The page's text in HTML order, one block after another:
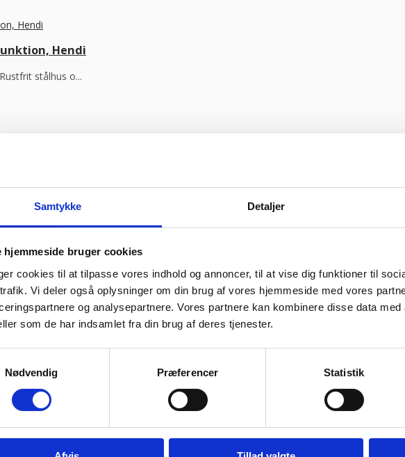
Samtykke Detaljer
hjemmeside bruger cookies
cookies til at tilpasse vores indhold og annoncer, til at vise dig funktioner til
Vi deler også oplysninger om din brug af vores hjemmeside med vores
og analysepartnere. Vores partnere kan kombinere disse data
som de har indsamlet fra din brug af deres tjenester.
Nødvendig
Præferencer Statistik
varer
Se indkøbskurv
med GLS og Danske fragtmænd
lagervarer samme dag
08:30 – 16.00, fredag 08:30 – 13.30
Hendi
stålhus o...
Vurderet af Læse antik & retro
kommende. Fik en fejl levering og fik løst det i løbet af to sekunder. God arbejde og
God service ☺”